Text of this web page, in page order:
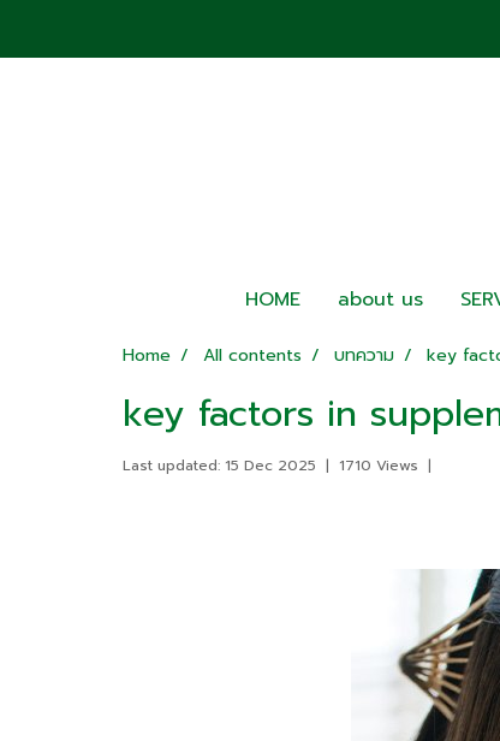
HOME about us
Home All contents บทความ key
key factors in
Last updated: 15 Dec 2025 | 1710 Views |